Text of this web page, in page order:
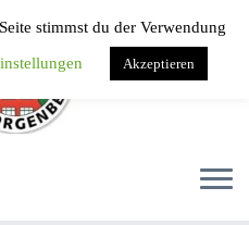
stimmst du der Verwendung
Akzeptieren